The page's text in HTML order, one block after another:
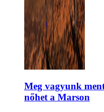
Meg vagyunk
nőhet a Marson